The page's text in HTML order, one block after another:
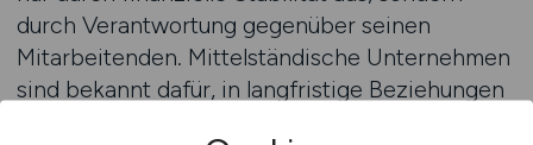
durch Verantwortung gegenüber seinen
Mitarbeitenden. Mittelständische Unternehmen
sind bekannt dafür, in langfristige Beziehungen